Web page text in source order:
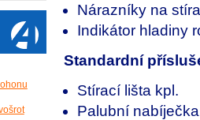
Nárazníky na
Indikátor hladiny
Standardní
Stírací lišta kpl.
Palubní nabíječka